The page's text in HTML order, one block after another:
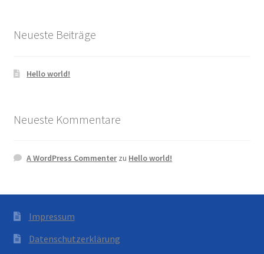
Neueste Beiträge
Hello world!
Neueste Kommentare
A WordPress Commenterzu Hello world!
Impressum
Datenschutzerklärung